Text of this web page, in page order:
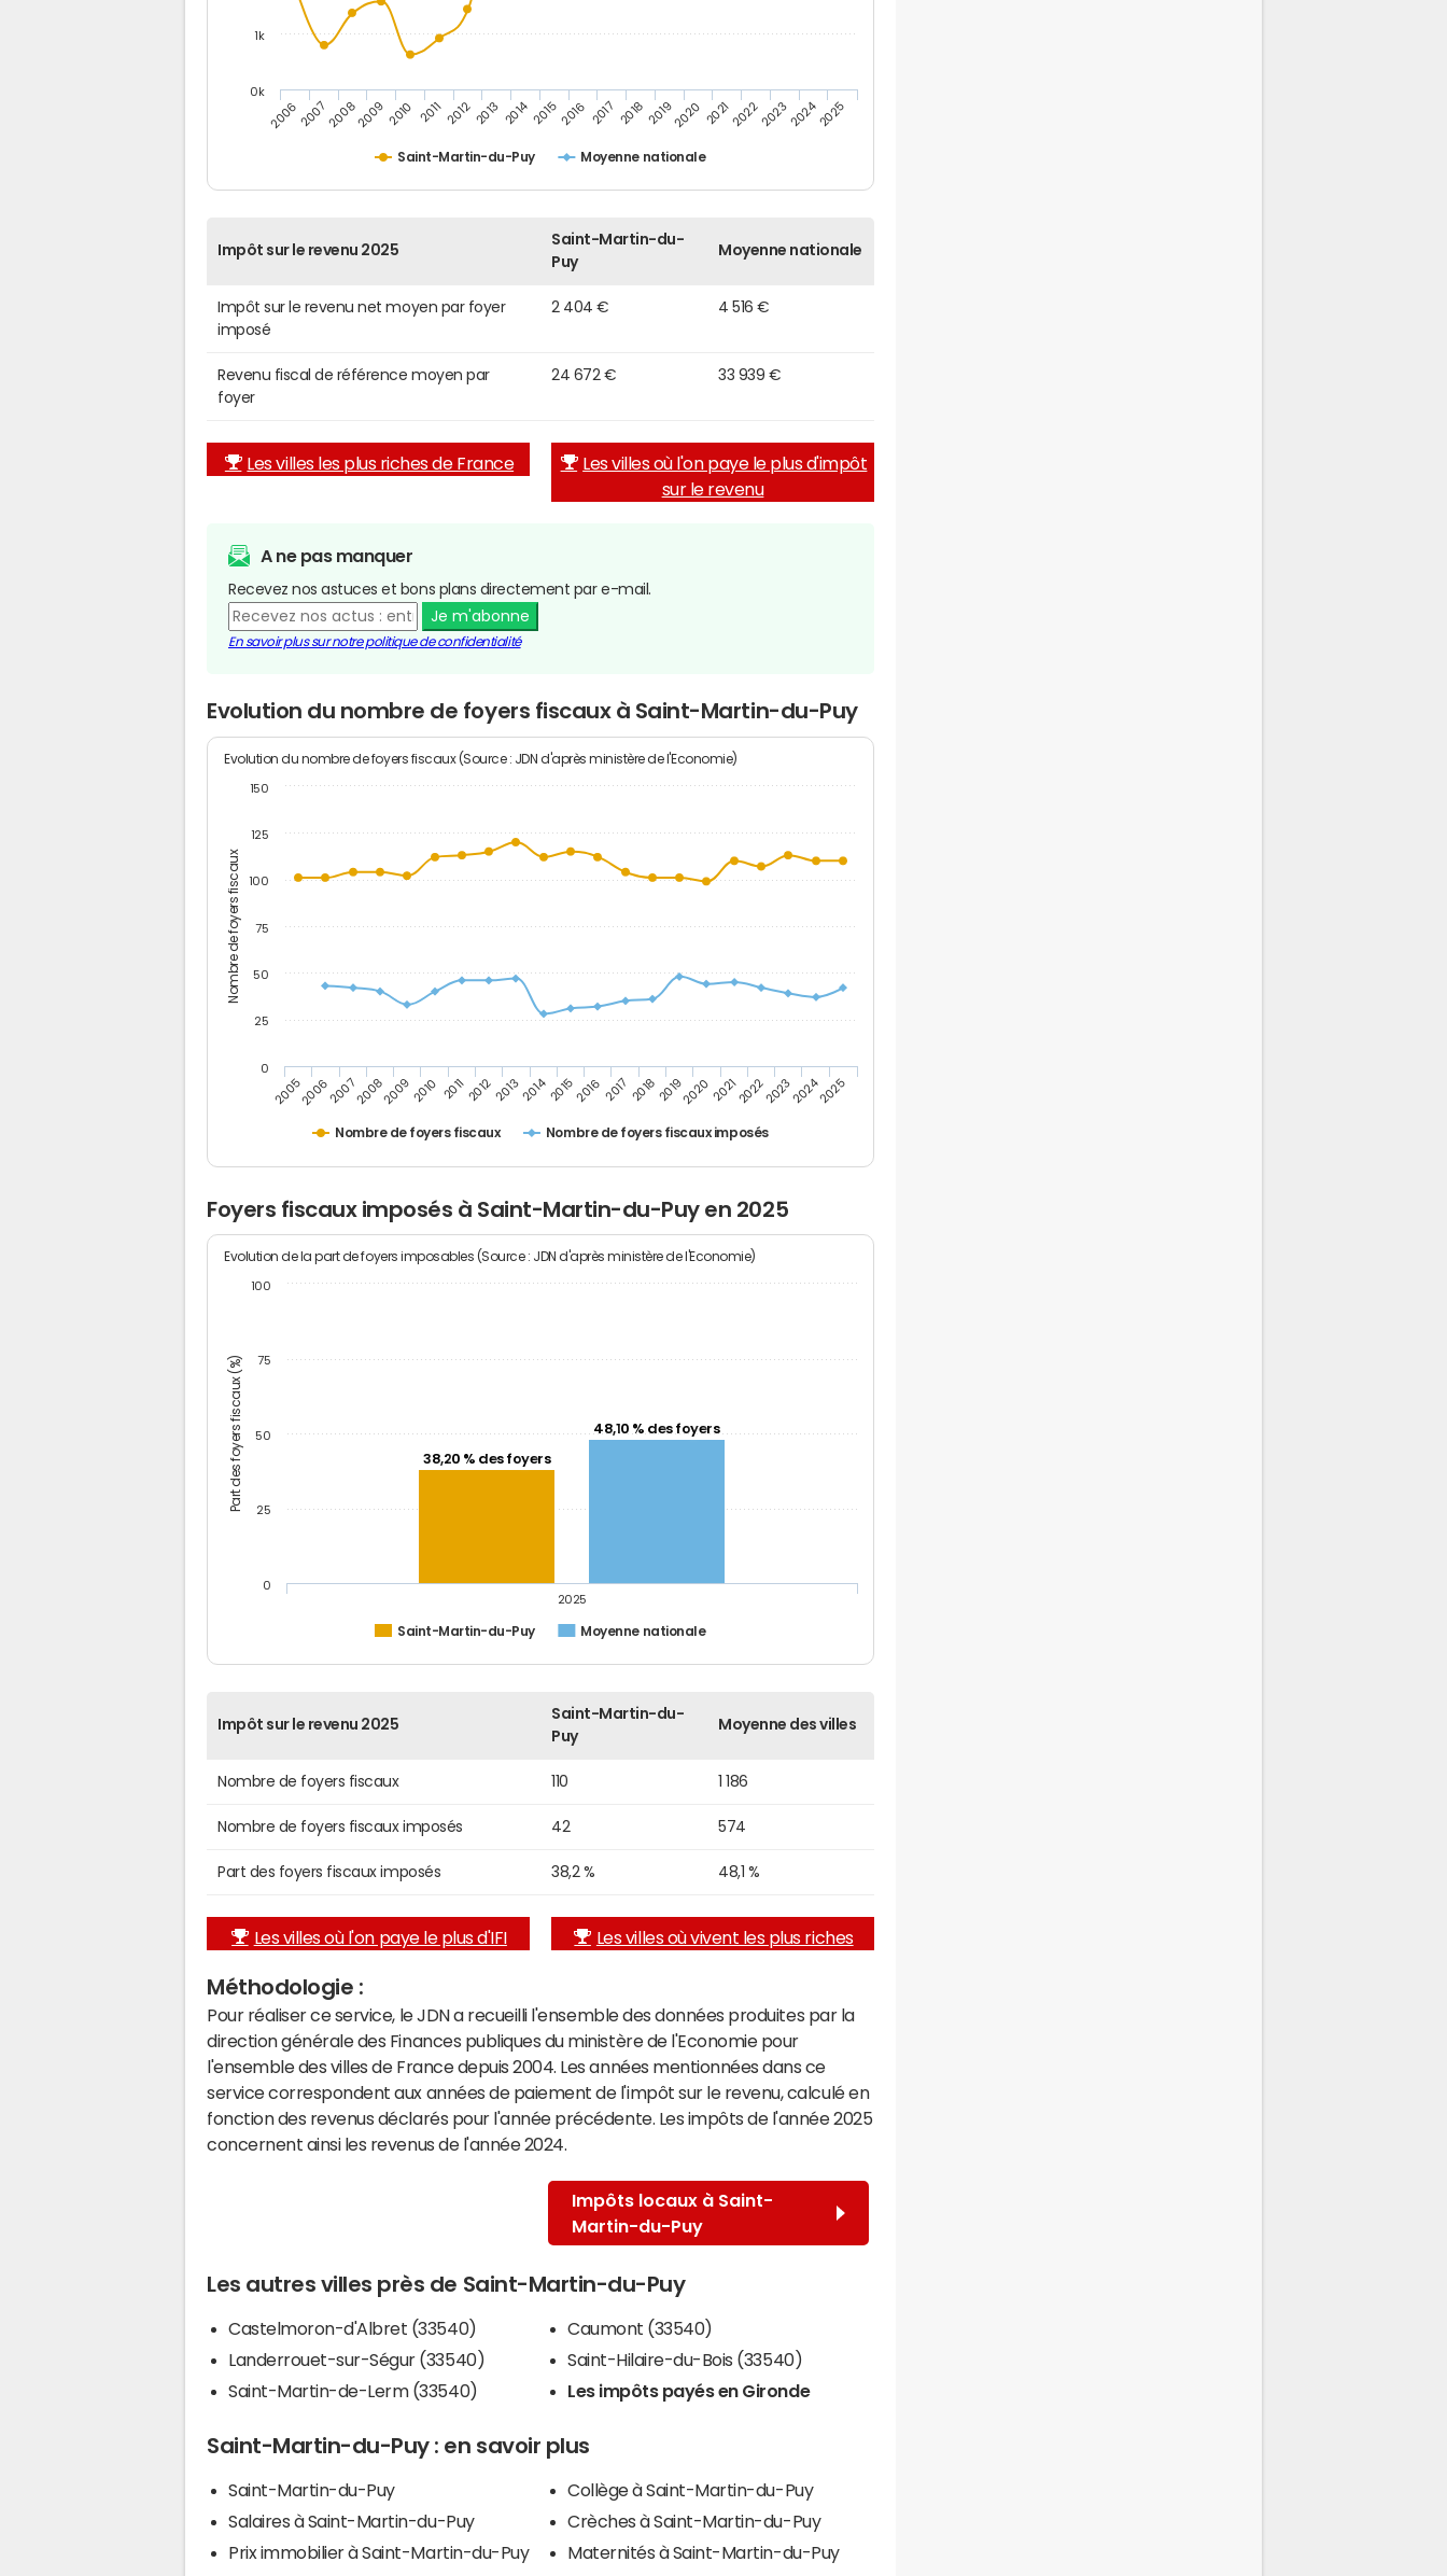
Saint-Martin-du-Puy Moyenne nationale
20062007200820092010 2011 20122013 201420152016 2017 201820192020 20212022202320242025
0k
1k
Impôt sur le revenu 2025
Saint-Martin-du-
Puy
Moyenne nationale
Impôt sur le revenu net moyen par foyer
imposé
2 404 € 4 516 €
Revenu fiscal de référence moyen par
foyer
24 672 € 33 939 €
Les villes les plus riches de France
Les villes où l'on paye le plus d'impôt
sur le revenu
A ne pas manquer
Recevez nos astuces et bons plans directement par e-mail.
Je m'abonne
En savoir plus sur notre politique de confidentialité
Evolution du nombre de foyers fiscaux à Saint-Martin-du-Puy
Nombre de foyers fiscaux
Evolution du nombre de foyers fiscaux (Source : JDN d'après ministère de l'Economie)
Nombre de foyers fiscaux Nombre de foyers fiscaux imposés
200520062007200820092010 201120122013201420152016 2017 20182019202020212022202320242025
0
25
50
75
100
125
150
Foyers fiscaux imposés à Saint-Martin-du-Puy en 2025
Part des foyers fiscaux (%)
Evolution de la part de foyers imposables (Source : JDN d'après ministère de l'Economie)
38,20 % des foyers
48,10 % des foyers
Saint-Martin-du-Puy Moyenne nationale
2025
0
25
50
75
100
Impôt sur le revenu 2025
Saint-Martin-du-
Puy
Moyenne des villes
Nombre de foyers fiscaux 110 1 186
Nombre de foyers fiscaux imposés 42 574
Part des foyers fiscaux imposés 38,2 % 48,1 %
Les villes où l'on paye le plus d'IFI Les villes où vivent les plus riches
Méthodologie :
Pour réaliser ce service, le JDN a recueilli l'ensemble des données produites par la
direction générale des Finances publiques du ministère de l'Economie pour
l'ensemble des villes de France depuis 2004. Les années mentionnées dans ce
service correspondent aux années de paiement de l'impôt sur le revenu, calculé en
fonction des revenus déclarés pour l'année précédente. Les impôts de l'année 2025
concernent ainsi les revenus de l'année 2024.
Impôts locaux à Saint-
Martin-du-Puy
Les autres villes près de Saint-Martin-du-Puy
Castelmoron-d'Albret (33540)
Landerrouet-sur-Ségur (33540)
Saint-Martin-de-Lerm (33540)
Caumont (33540)
Saint-Hilaire-du-Bois (33540)
Les impôts payés en Gironde
Saint-Martin-du-Puy : en savoir plus
Saint-Martin-du-Puy
Salaires à Saint-Martin-du-Puy
Prix immobilier à Saint-Martin-du-Puy
Collège à Saint-Martin-du-Puy
Crèches à Saint-Martin-du-Puy
Maternités à Saint-Martin-du-Puy